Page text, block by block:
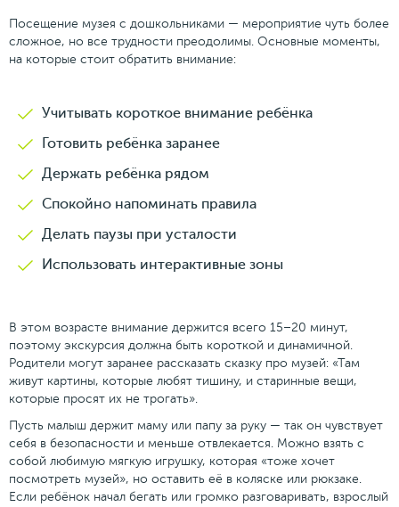
Посещение музея с дошкольниками — мероприятие чуть более
сложное, но все трудности преодолимы. Основные моменты,
на которые стоит обратить внимание:
Учитывать короткое внимание ребёнка
Готовить ребёнка заранее
Держать ребёнка рядом
Спокойно напоминать правила
Делать паузы при усталости
Использовать интерактивные зоны
В этом возрасте внимание держится всего 15–20 минут,
поэтому экскурсия должна быть короткой и динамичной.
Родители могут заранее рассказать сказку про музей: «Там
живут картины, которые любят тишину, и старинные вещи,
которые просят их не трогать».
Пусть малыш держит маму или папу за руку — так он чувствует
себя в безопасности и меньше отвлекается. Можно взять с
собой любимую мягкую игрушку, которая «тоже хочет
посмотреть музей», но оставить её в коляске или рюкзаке.
Если ребёнок начал бегать или громко разговаривать, взрослый